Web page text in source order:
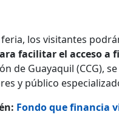
los visitantes
facilitar el acceso a
de Guayaquil (CCG),
y público
Fondo que financia